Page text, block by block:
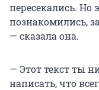
пересекались. Но
познакомились,
— сказала она.
— Этот текст ты
написать, что